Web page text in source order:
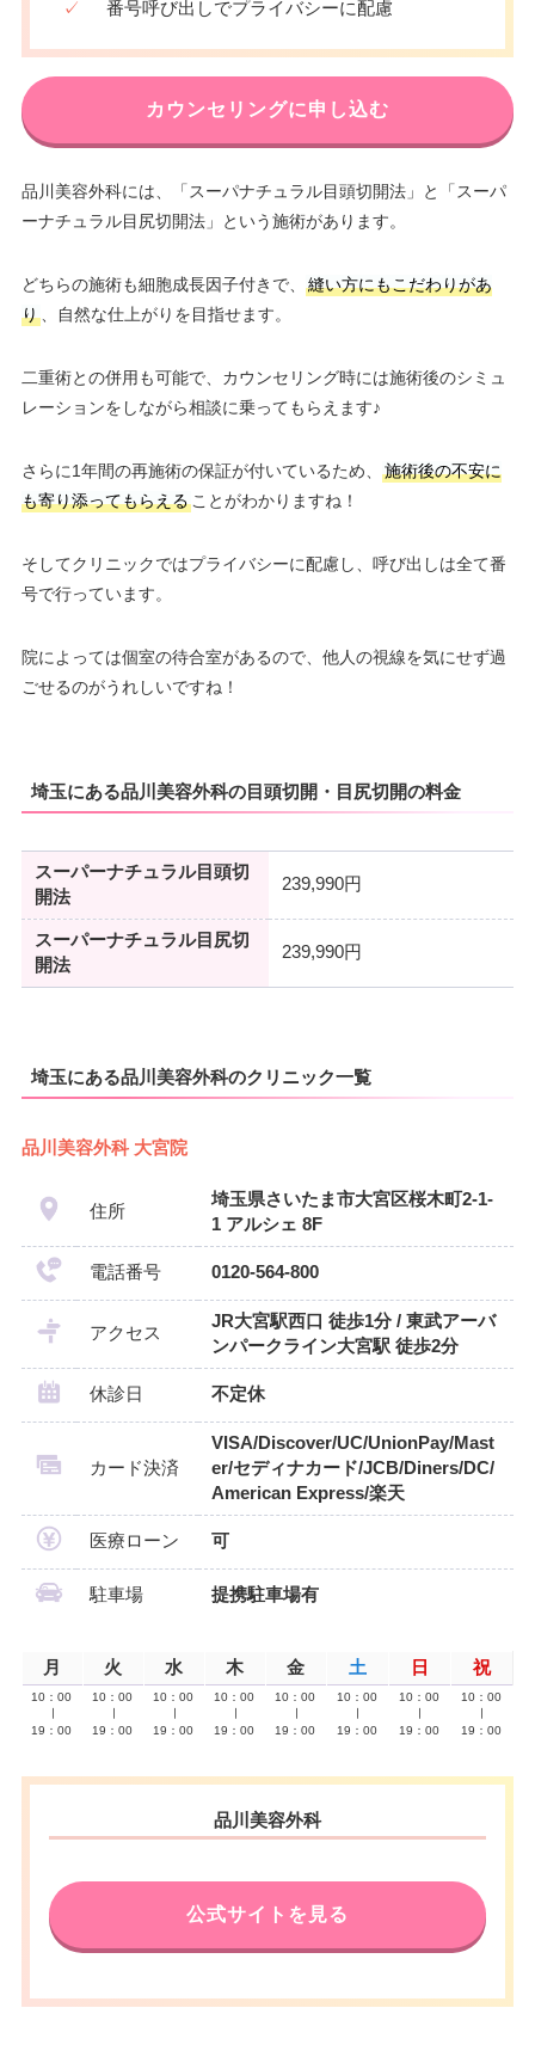
✓ 番号呼び出しでプライバシーに配慮
カウンセリングに申し込む
品川美容外科には、「スーパナチュラル目頭切開法」と「スーパ
ーナチュラル目尻切開法」という施術があります。
どちらの施術も細胞成長因子付きで、
縫い方にもこだわりがあ
り、自然な仕上がりを目指せます。
二重術との併用も可能で、カウンセリング時には施術後のシミュ
レーションをしながら相談に乗ってもらえます♪
さらに1年間の再施術の保証が付いているため、
施術後の不安に
も寄り添ってもらえることがわかりますね！
そしてクリニックではプライバシーに配慮し、呼び出しは全て番
号で行っています。
院によっては個室の待合室があるので、他人の視線を気にせず過
ごせるのがうれしいですね！
埼玉にある品川美容外科の目頭切開・目尻切開の料金
スーパーナチュラル目頭切
開法
239,990円
スーパーナチュラル目尻切
開法
239,990円
埼玉にある品川美容外科のクリニック一覧
品川美容外科 大宮院
住所
埼玉県さいたま市大宮区桜木町2-1-
1 アルシェ 8F
電話番号 0120-564-800
アクセス
JR大宮駅西口 徒歩1分 / 東武アーバ
ンパークライン大宮駅 徒歩2分
休診日 不定休
カード決済
VISA/Discover/UC/UnionPay/Mast
er/セディナカード/JCB/Diners/DC/
American Express/楽天
医療ローン 可
駐車場 提携駐車場有
月 火 水 木 金 土 日 祝
10：00
19：00
10：00
19：00
10：00
19：00
10：00
19：00
10：00
19：00
10：00
19：00
10：00
19：00
10：00
19：00
品川美容外科
公式サイトを見る